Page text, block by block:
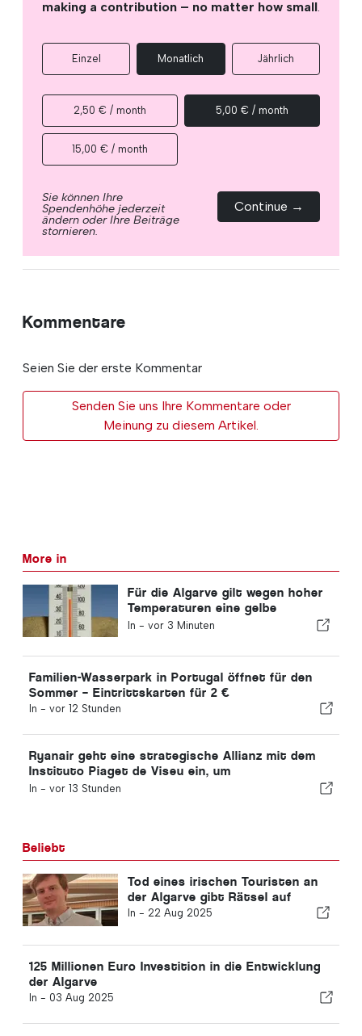
making a contribution – no matter how small.
Einzel Monatlich Jährlich
2,50 € / month 5,00 € / month
15,00 € / month
Sie können Ihre
Spendenhöhe jederzeit
ändern oder Ihre Beiträge
stornieren.
Continue →
Kommentare
Seien Sie der erste Kommentar
Senden Sie uns Ihre Kommentare oder
Meinung zu diesem Artikel.
More in
Für die Algarve gilt wegen hoher
Temperaturen eine gelbe
Warnung
In - vor 3 Minuten
Familien-Wasserpark in Portugal öffnet für den
Sommer – Eintrittskarten für 2 €
In - vor 12 Stunden
Ryanair geht eine strategische Allianz mit dem
Instituto Piaget de Viseu ein, um
Ausbildungsangebote für die Luftfahrtbranche in
In - vor 13 Stunden
Beliebt
Tod eines irischen Touristen an
der Algarve gibt Rätsel auf
In - 22 Aug 2025
125 Millionen Euro Investition in die Entwicklung
der Algarve
In - 03 Aug 2025